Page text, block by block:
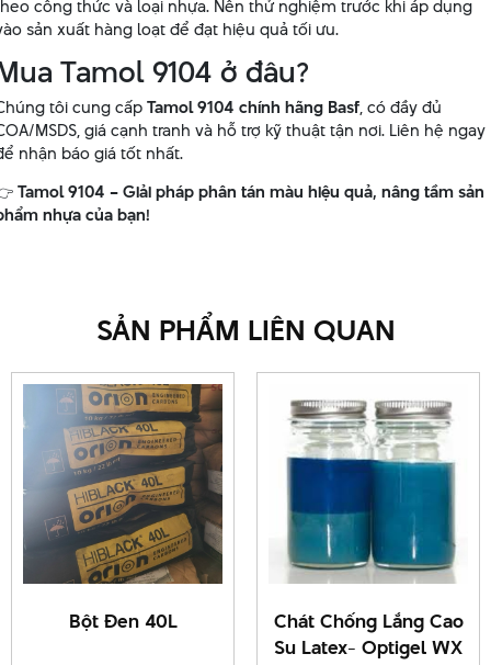
công thức và loại nhựa. Nên thử nghiệm trước khi áp dụng
sản xuất hàng loạt để đạt hiệu quả tối ưu.
Tamol 9104 ở đâu?
tôi cung cấpTamol 9104 chính hãng Basf, có đầy đủ
MSDS, giá cạnh tranh và hỗ trợ kỹ thuật tận nơi. Liên hệ ngay
nhận báo giá tốt nhất.
Tamol 9104 – Giải pháp phân tán màu hiệu quả, nâng tầm sản
nhựa của bạn!
SẢN PHẨM LIÊN QUAN
Bột Đen 40L
Chát Chống Lắng Cao
Su Latex- Optigel WX